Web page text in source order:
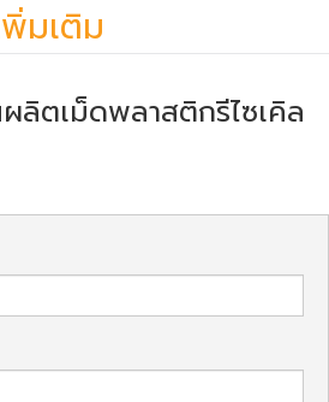
มเติม
ลิตเม็ดพลาสติกรีไซเคิล